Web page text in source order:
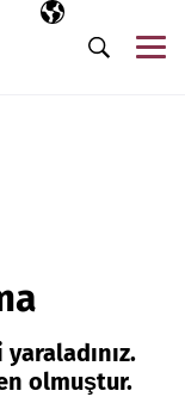
Seçili dil
TR
Arama
olmuştur.